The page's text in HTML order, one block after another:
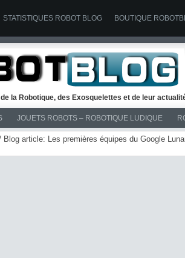
STATISTIQUES ROBOT BLOG BOUTIQUE
de la Robotique, des Exosquelettes et de leur
JOUETS ROBOTS – ROBOTIQUE LUDIQUE
Blog article: Les premières équipes du Google